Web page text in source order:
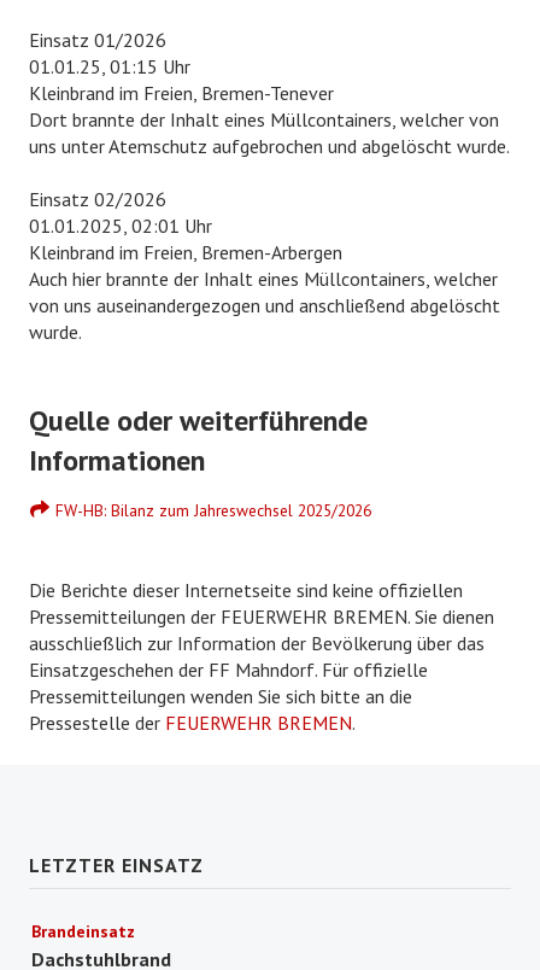
Einsatz 01/2026
01.01.25, 01:15 Uhr
Kleinbrand im Freien, Bremen-Tenever
Dort brannte der Inhalt eines Müllcontainers, welcher von
uns unter Atemschutz aufgebrochen und abgelöscht wurde.
Einsatz 02/2026
01.01.2025, 02:01 Uhr
Kleinbrand im Freien, Bremen-Arbergen
Auch hier brannte der Inhalt eines Müllcontainers, welcher
von uns auseinandergezogen und anschließend abgelöscht
wurde.
Quelle oder weiterführende
Informationen
FW-HB: Bilanz zum Jahreswechsel 2025/2026
Die Berichte dieser Internetseite sind keine offiziellen
Pressemitteilungen der FEUERWEHR BREMEN. Sie dienen
ausschließlich zur Information der Bevölkerung über das
Einsatzgeschehen der FF Mahndorf. Für offizielle
Pressemitteilungen wenden Sie sich bitte an die
Pressestelle der FEUERWEHR BREMEN.
LETZTER EINSATZ
Brandeinsatz
Dachstuhlbrand